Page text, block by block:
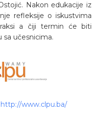
Nakon edukacije iz
refleksije o iskustvima
a čiji termin će biti
učesnicima.
http://www.clpu.ba/